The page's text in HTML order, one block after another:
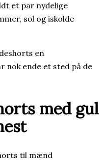
et par nydelige
sol og iskolde
en
nok ende et sted på de
med gul